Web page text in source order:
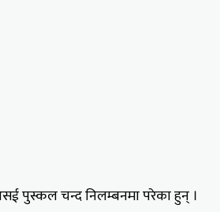
पुस्कल चन्द निलम्बनमा परेका हुन् ।